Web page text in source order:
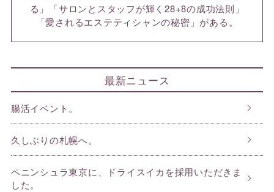
る」「サロンとスタッフが輝く28+8の成功法則」
「愛されるエステティシャンの秘密」がある。
最新ニュース
腸活イベント。
久しぶりの札幌へ。
ペニンシュラ東京に、ドライスイカを採用いただきま
した。